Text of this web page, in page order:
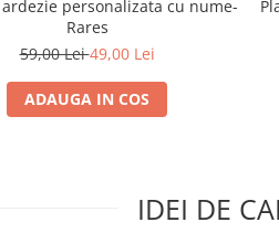
ardezie personalizata cu nume-
Rares
59,00 Lei49,00 Lei
ADAUGA IN COS
IDEI DE